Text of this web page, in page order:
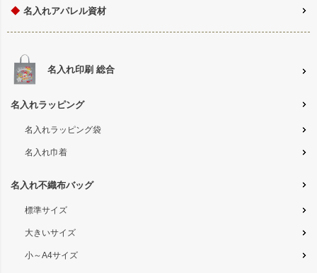
◆ 名入れアパレル資材
名入れ印刷 総合
名入れラッピング
名入れラッピング袋
名入れ巾着
名入れ不織布バッグ
標準サイズ
大きいサイズ
小～A4サイズ